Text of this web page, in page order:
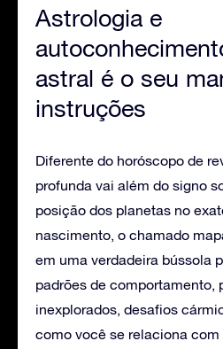
Astrologia e
astral é o seu
instruções
Diferente do horóscopo de
profunda vai além do signo
posição dos planetas no
nascimento, o chamado
em uma verdadeira bússola
padrões de comportamento,
inexplorados, desafios
como você se relaciona